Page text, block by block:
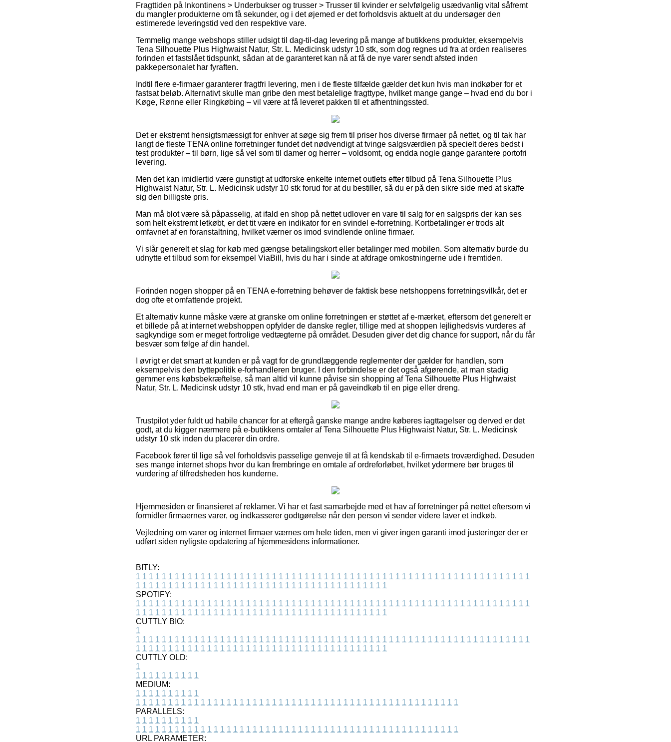
Fragttiden på Inkontinens > Underbukser og trusser > Trusser til kvinder er selvfølgelig usædvanlig vital såfremt
du mangler produkterne om få sekunder, og i det øjemed er det forholdsvis aktuelt at du undersøger den
estimerede leveringstid ved den respektive vare.
Temmelig mange webshops stiller udsigt til dag-til-dag levering på mange af butikkens produkter, eksempelvis
Tena Silhouette Plus Highwaist Natur, Str. L. Medicinsk udstyr 10 stk, som dog regnes ud fra at orden realiseres
forinden et fastslået tidspunkt, sådan at de garanteret kan nå at få de nye varer sendt afsted inden
pakkepersonalet har fyraften.
Indtil flere e-firmaer garanterer fragtfri levering, men i de fleste tilfælde gælder det kun hvis man indkøber for et
fastsat beløb. Alternativt skulle man gribe den mest betalelige fragttype, hvilket mange gange – hvad end du bor i
Køge, Rønne eller Ringkøbing – vil være at få leveret pakken til et afhentningssted.
Det er ekstremt hensigtsmæssigt for enhver at søge sig frem til priser hos diverse firmaer på nettet, og til tak har
langt de fleste TENA online forretninger fundet det nødvendigt at tvinge salgsværdien på specielt deres bedst i
test produkter – til børn, lige så vel som til damer og herrer – voldsomt, og endda nogle gange garantere portofri
levering.
Men det kan imidlertid være gunstigt at udforske enkelte internet outlets efter tilbud på Tena Silhouette Plus
Highwaist Natur, Str. L. Medicinsk udstyr 10 stk forud for at du bestiller, så du er på den sikre side med at skaffe
sig den billigste pris.
Man må blot være så påpasselig, at ifald en shop på nettet udlover en vare til salg for en salgspris der kan ses
som helt ekstremt letkøbt, er det tit være en indikator for en svindel e-forretning. Kortbetalinger er trods alt
omfavnet af en foranstaltning, hvilket værner os imod svindlende online firmaer.
Vi slår generelt et slag for køb med gængse betalingskort eller betalinger med mobilen. Som alternativ burde du
udnytte et tilbud som for eksempel ViaBill, hvis du har i sinde at afdrage omkostningerne ude i fremtiden.
Forinden nogen shopper på en TENA e-forretning behøver de faktisk bese netshoppens forretningsvilkår, det er
dog ofte et omfattende projekt.
Et alternativ kunne måske være at granske om online forretningen er støttet af e-mærket, eftersom det generelt er
et billede på at internet webshoppen opfylder de danske regler, tillige med at shoppen lejlighedsvis vurderes af
sagkyndige som er meget fortrolige vedtægterne på området. Desuden giver det dig chance for support, når du får
besvær som følge af din handel.
I øvrigt er det smart at kunden er på vagt for de grundlæggende reglementer der gælder for handlen, som
eksempelvis den byttepolitik e-forhandleren bruger. I den forbindelse er det også afgørende, at man stadig
gemmer ens købsbekræftelse, så man altid vil kunne påvise sin shopping af Tena Silhouette Plus Highwaist
Natur, Str. L. Medicinsk udstyr 10 stk, hvad end man er på gaveindkøb til en pige eller dreng.
Trustpilot yder fuldt ud habile chancer for at eftergå ganske mange andre køberes iagttagelser og derved er det
godt, at du kigger nærmere på e-butikkens omtaler af Tena Silhouette Plus Highwaist Natur, Str. L. Medicinsk
udstyr 10 stk inden du placerer din ordre.
Facebook fører til lige så vel forholdsvis passelige genveje til at få kendskab til e-firmaets troværdighed. Desuden
ses mange internet shops hvor du kan frembringe en omtale af ordreforløbet, hvilket ydermere bør bruges til
vurdering af tilfredsheden hos kunderne.
Hjemmesiden er finansieret af reklamer. Vi har et fast samarbejde med et hav af forretninger på nettet eftersom vi
formidler firmaernes varer, og indkasserer godtgørelse når den person vi sender videre laver et indkøb.
Vejledning om varer og internet firmaer værnes om hele tiden, men vi giver ingen garanti imod justeringer der er
udført siden nyligste opdatering af hjemmesidens informationer.
BITLY:
1 1 1 1 1 1 1 1 1 1 1 1 1 1 1 1 1 1 1 1 1 1 1 1 1 1 1 1 1 1 1 1 1 1 1 1 1 1 1 1 1 1 1 1 1 1 1 1 1 1 1 1 1 1 1 1 1 1 1 1 1
1 1 1 1 1 1 1 1 1 1 1 1 1 1 1 1 1 1 1 1 1 1 1 1 1 1 1 1 1 1 1 1 1 1 1 1 1 1 1
SPOTIFY:
1 1 1 1 1 1 1 1 1 1 1 1 1 1 1 1 1 1 1 1 1 1 1 1 1 1 1 1 1 1 1 1 1 1 1 1 1 1 1 1 1 1 1 1 1 1 1 1 1 1 1 1 1 1 1 1 1 1 1 1 1
1 1 1 1 1 1 1 1 1 1 1 1 1 1 1 1 1 1 1 1 1 1 1 1 1 1 1 1 1 1 1 1 1 1 1 1 1 1 1
CUTTLY BIO:
1
1 1 1 1 1 1 1 1 1 1 1 1 1 1 1 1 1 1 1 1 1 1 1 1 1 1 1 1 1 1 1 1 1 1 1 1 1 1 1 1 1 1 1 1 1 1 1 1 1 1 1 1 1 1 1 1 1 1 1 1 1
1 1 1 1 1 1 1 1 1 1 1 1 1 1 1 1 1 1 1 1 1 1 1 1 1 1 1 1 1 1 1 1 1 1 1 1 1 1 1
CUTTLY OLD:
1
1 1 1 1 1 1 1 1 1 1
MEDIUM:
1 1 1 1 1 1 1 1 1 1
1 1 1 1 1 1 1 1 1 1 1 1 1 1 1 1 1 1 1 1 1 1 1 1 1 1 1 1 1 1 1 1 1 1 1 1 1 1 1 1 1 1 1 1 1 1 1 1 1 1
PARALLELS:
1 1 1 1 1 1 1 1 1 1
1 1 1 1 1 1 1 1 1 1 1 1 1 1 1 1 1 1 1 1 1 1 1 1 1 1 1 1 1 1 1 1 1 1 1 1 1 1 1 1 1 1 1 1 1 1 1 1 1 1
URL PARAMETER: